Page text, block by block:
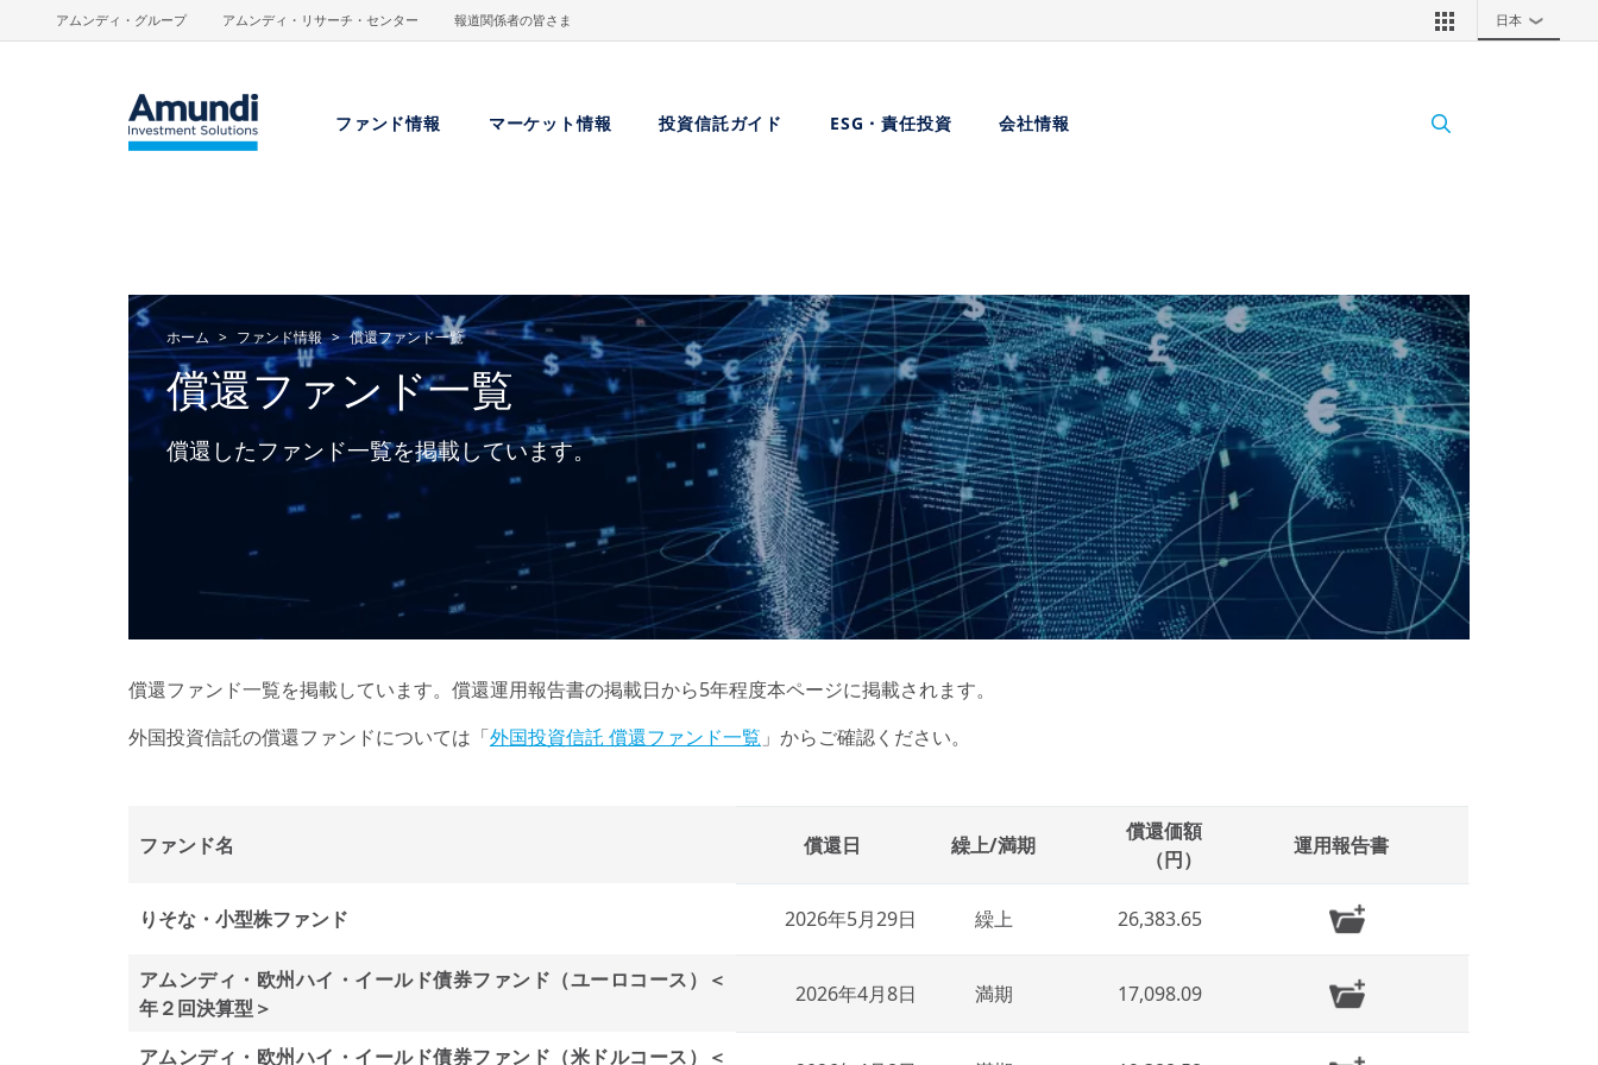
メインコンテンツに移動
アムンディ・グループ アムンディ・リサーチ・センター 報道関係者の皆さま 日本 ❯
ファンド情報 マーケット情報 投資信託ガイド ESG・責任投資 会社情報
ホーム ファンド情報 償還ファンド一覧
償還ファンド一覧
償還したファンド一覧を掲載しています。
償還ファンド一覧を掲載しています。償還運用報告書の掲載日から5年程度本ページに掲載されます。
外国投資信託の償還ファンドについては「外国投資信託 償還ファンド一覧 」からご確認ください。
ファンド名 償還日 繰上/満期
償還価額
（円）
運用報告書
りそな・小型株ファンド 2026年5月29日 繰上 26,383.65
アムンディ・欧州ハイ・イールド債券ファンド（ユーロコース）＜
年２回決算型＞
2026年4月8日 満期 17,098.09
アムンディ・欧州ハイ・イールド債券ファンド（米ドルコース）＜